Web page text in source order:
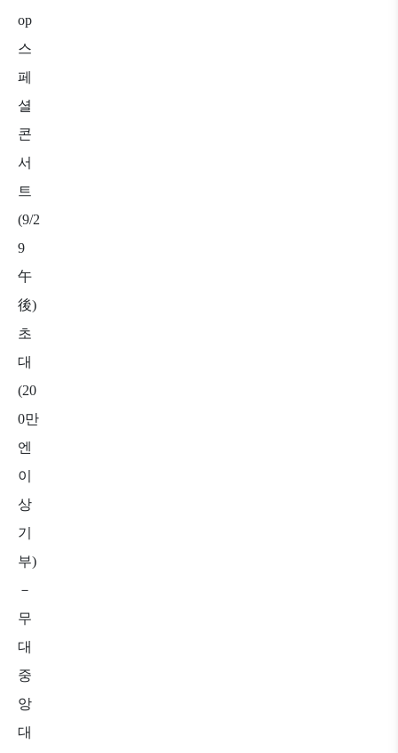
op
스
페
셜
콘
서
트
(9/2
9
午
後)
초
대
(20
0만
엔
이
상
기
부)
－
무
대
중
앙
대